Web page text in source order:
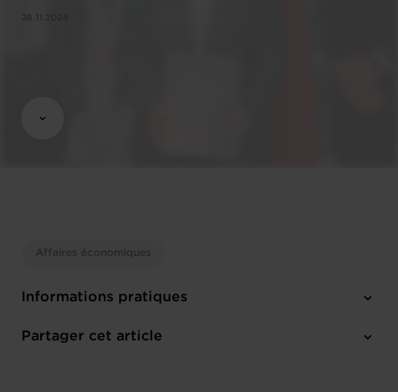
Affaires économiques
Informations pratiques
Partager cet article